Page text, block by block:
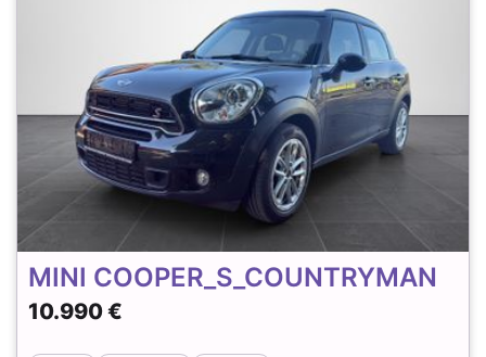
MINI COOPER_S_COUNTRYMAN
10.990 €